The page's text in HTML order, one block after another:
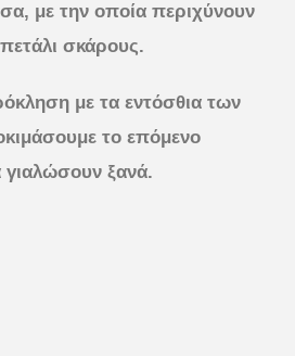
με την οποία περιχύνουν
σκάρους.
με τα εντόσθια των
το επόμενο
γιαλώσουν ξανά.